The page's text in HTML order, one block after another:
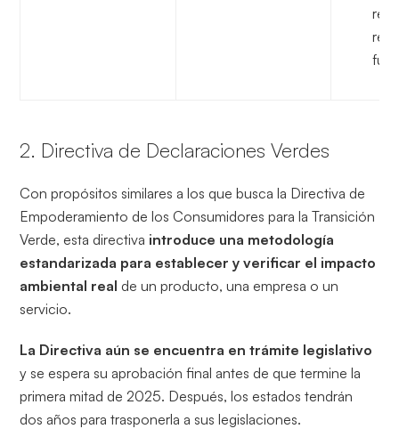
2. Directiva de Declaraciones Verdes
Con propósitos similares a los que busca la Directiva de
Empoderamiento de los Consumidores para la Transición
Verde, esta directiva introduce una metodología
estandarizada para establecer y verificar el impacto
ambiental realde un producto, una empresa o un
servicio.
La Directiva aún se encuentra en trámite legislativo
y se espera su aprobación final antes de que termine la
primera mitad de 2025. Después, los estados tendrán
dos años para trasponerla a sus legislaciones.